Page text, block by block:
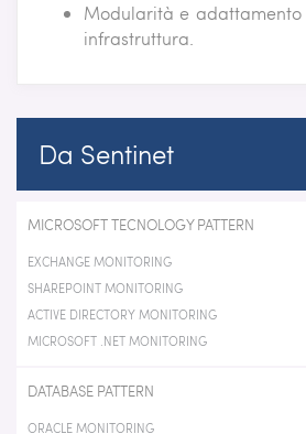
Modularità e
infrastruttura.
Da Sentinet
MICROSOFT TECNOLOGY PATTERN
EXCHANGE MONITORING
SHAREPOINT MONITORING
ACTIVE DIRECTORY MONITORING
MICROSOFT .NET MONITORING
DATABASE PATTERN
ORACLE MONITORING